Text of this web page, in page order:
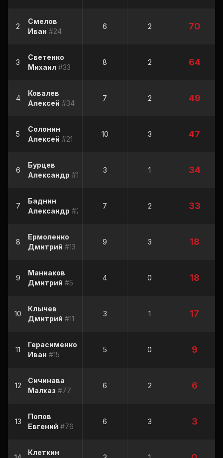
2
Смелов
Иван #24
6 2 70
3
Светенко
Михаил #33
8 2 64
4
Ковалев
Алексей #34
7 2 49
5
Солонин
Алексей #21
10 3 47
6
Бурцев
Александр #1
3 1 34
7
Баднин
Александр #23
7 2 33
8
Ермоленко
Дмитрий #13
9 3 18
9
Маниаков
Дмитрий #5
4 0 18
10
Клычев
Дмитрий #11
3 1 17
11
Герасименко
Иван #15
5 0 9
12
Сичинава
Малхаз #77
6 2 6
13
Попов
Евгений #76
6 3 3
Клеткин